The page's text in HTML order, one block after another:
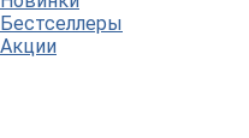
Бестселлеры
Акции